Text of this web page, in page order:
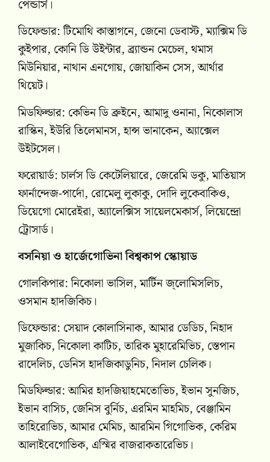
পেন্ডার্স।
ডিফেন্ডার: টিমোথি কাস্তাগনে, জেনো ডেবাস্ট, ম্যাক্সিম ডি
কুইপার, কোনি ডি উইন্টার, ব্র্যান্ডন মেচেল, থমাস
মিউনিয়ার, নাথান এনগোয়, জোয়াকিন সেস, আর্থার
থিয়েট।
মিডফিল্ডার: কেভিন ডি ব্রুইনে, আমাদু ওনানা, নিকোলাস
রাস্কিন, ইউরি তিলেমানস, হান্স ভানাকেন, অ্যাক্সেল
উইটসেল।
ফরোয়ার্ড: চার্লস ডি কেটেলিয়ারে, জেরেমি ডকু, মাতিয়াস
ফার্নান্দেজ-পার্দো, রোমেলু লুকাকু, দোদি লুকেবাকিও,
ডিয়েগো মোরেইরা, অ্যালেক্সিস সায়েলমেকার্স, লিয়েন্দ্রো
ট্রোসার্ড।
বসনিয়া ও হার্জেগোভিনা বিশ্বকাপ স্কোয়াড
গোলকিপার: নিকোলা ভাসিল, মার্টিন জ্লোমিসলিচ,
ওসমান হাদজিকিচ।
ডিফেন্ডার: সেয়াদ কোলাসিনাক, আমার ডেডিচ, নিহাদ
মুজাকিচ, নিকোলা কাটিচ, তারিক মুহারেমিভিচ, স্তেপান
রাদেলিচ, ডেনিস হাদজিকাডুনিচ, নিদাল চেলিক।
মিডফিল্ডার: আমির হাদজিয়াহমেতোভিচ, ইভান সুনজিচ,
ইভান বাসিচ, জেনিস বুর্নিচ, এরমিন মাহমিচ, বেঞ্জামিন
তাহিরোভিচ, আমার মেমিচ, আরমিন গিগোভিক, কেরিম
আলাইবেগোভিক, এস্মির বাজরাকতারেভিচ।